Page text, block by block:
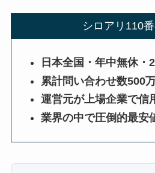
シロアリ110
日本全国・年中無休・
累計問い合わせ数500
運営元が上場企業で信
業界の中で圧倒的最安